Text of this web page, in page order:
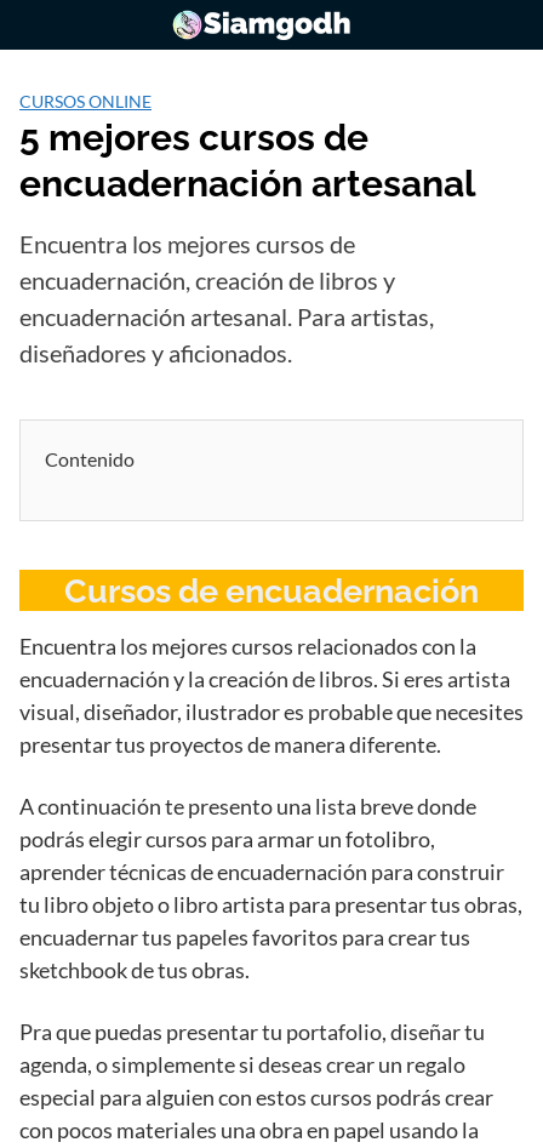
CURSOS ONLINE
5 mejores cursos de
encuadernación artesanal
Encuentra los mejores cursos de
encuadernación, creación de libros y
encuadernación artesanal. Para artistas,
diseñadores y aficionados.
Contenido
Cursos de encuadernación
Encuentra los mejores cursos relacionados con la
encuadernación y la creación de libros. Si eres artista
visual, diseñador, ilustrador es probable que necesites
presentar tus proyectos de manera diferente.
A continuación te presento una lista breve donde
podrás elegir cursos para armar un fotolibro,
aprender técnicas de encuadernación para construir
tu libro objeto o libro artista para presentar tus obras,
encuadernar tus papeles favoritos para crear tus
sketchbook de tus obras.
Pra que puedas presentar tu portafolio, diseñar tu
agenda, o simplemente si deseas crear un regalo
especial para alguien con estos cursos podrás crear
con pocos materiales una obra en papel usando la